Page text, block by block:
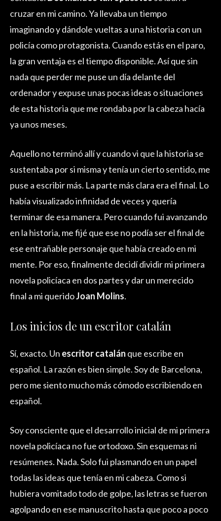
cruzar en mi camino. Ya llevaba un tiempo
imaginando y dándole vueltas a una historia con un
policía como protagonista. Cuando estás en el paro,
la gran ventaja es el tiempo disponible. Así que sin
nada que perder me puse un día delante del
ordenador y expuse unas pocas ideas o situaciones
de esta historia que me rondaba por la cabeza hacía
ya unos meses.
Aquello no terminó allí y cuando vi que la historia se
sustentaba por si misma y tenía un cierto sentido, me
puse a escribir más. La parte más clara era el final. Lo
había visualizado infinidad de veces y quería
terminar de esa manera. Pero cuando fui avanzando
en la historia, me fijé que ese no podía ser el final de
ese entrañable personaje que había creado en mi
mente. Por eso, finalmente decidí dividir mi primera
novela policíaca en dos partes y dar un merecido
final a mi queridoJoan Molins.
Los inicios de un escritor catalán
Sí, exacto. Un escritor catalán que escribe en
español. La razón es bien simple. Soy de Barcelona,
pero me siento mucho más cómodo escribiendo en
español.
Soy consciente que el desarrollo inicial de mi primera
novela policíaca no fue ortodoxo. Sin esquemas ni
resúmenes. Nada. Solo fui plasmando en un papel
todas las ideas que tenía en mi cabeza. Como si
hubiera vomitado todo de golpe, las letras se fueron
agolpando en ese manuscrito hasta que poco a poco